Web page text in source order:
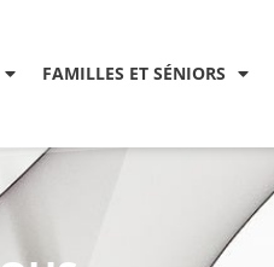
FAMILLES ET SÉNIORS